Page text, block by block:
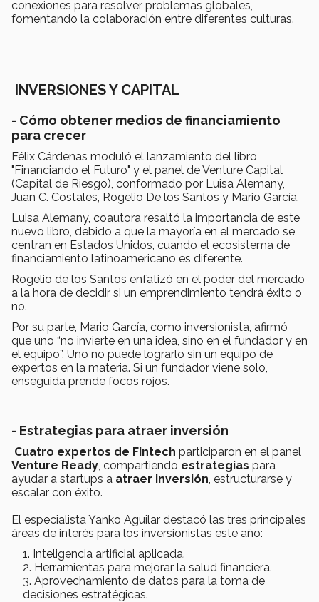
conexiones para resolver problemas globales,
fomentando la colaboración entre diferentes culturas.
INVERSIONES Y CAPITAL
- Cómo obtener medios de financiamiento
para crecer
Félix Cárdenas moduló el lanzamiento del libro
"Financiando el Futuro" y el panel de Venture Capital
(Capital de Riesgo), conformado por Luisa Alemany,
Juan C. Costales, Rogelio De los Santos y Mario García.
Luisa Alemany, coautora resaltó la importancia de este
nuevo libro, debido a que la mayoría en el mercado se
centran en Estados Unidos, cuando el ecosistema de
financiamiento latinoamericano es diferente.
Rogelio de los Santos enfatizó en el poder del mercado
a la hora de decidir si un emprendimiento tendrá éxito o
no.
Por su parte, Mario García, como inversionista, afirmó
que uno “no invierte en una idea, sino en el fundador y en
el equipo”. Uno no puede lograrlo sin un equipo de
expertos en la materia. Si un fundador viene solo,
enseguida prende focos rojos.
- Estrategias para atraer inversión
Cuatro expertos de Fintech participaron en el panel
Venture Ready , compartiendo estrategias para
ayudar a startups a atraer inversión , estructurarse y
escalar con éxito.
El especialista Yanko Aguilar destacó las tres principales
áreas de interés para los inversionistas este año:
Inteligencia artificial aplicada.
Herramientas para mejorar la salud financiera.
Aprovechamiento de datos para la toma de
decisiones estratégicas.